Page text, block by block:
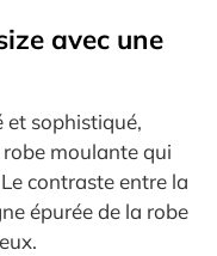
avec une
et sophistiqué,
moulante qui
contraste entre la
épurée de la robe